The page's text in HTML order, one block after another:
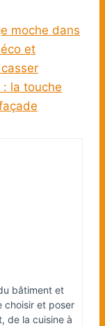
moche dans
et
la touche
bâtiment et
choisir et poser
de la cuisine à